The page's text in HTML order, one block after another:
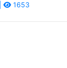
1653